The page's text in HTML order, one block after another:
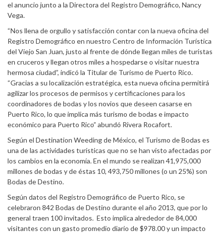
el anuncio junto a la Directora del Registro Demográfico, Nancy
Vega.
“Nos llena de orgullo y satisfacción contar con la nueva oficina del
Registro Demográfico en nuestro Centro de Información Turística
del Viejo San Juan, justo al frente de dónde llegan miles de turistas
en cruceros y llegan otros miles a hospedarse o visitar nuestra
hermosa ciudad”, indicó la Titular de Turismo de Puerto Rico.
“Gracias a su localización estratégica, esta nueva oficina permitirá
agilizar los procesos de permisos y certificaciones para los
coordinadores de bodas y los novios que deseen casarse en
Puerto Rico, lo que implica más turismo de bodas e impacto
económico para Puerto Rico” abundó Rivera Rocafort.
Según el Destination Weeding de México, el Turismo de Bodas es
una de las actividades turísticas que no se han visto afectadas por
los cambios en la economía. En el mundo se realizan 41,975,000
millones de bodas y de éstas 10, 493,750 millones (o un 25%) son
Bodas de Destino.
Según datos del Registro Demográfico de Puerto Rico, se
celebraron 842 Bodas de Destino durante el año 2013, que por lo
general traen 100 invitados. Esto implica alrededor de 84,000
visitantes con un gasto promedio diario de $978.00 y un impacto